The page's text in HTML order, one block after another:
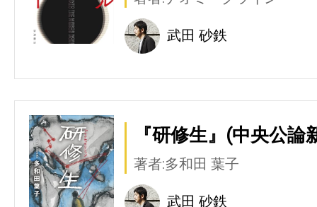
武田 砂鉄
『研修生』(中央公論
著者:多和田 葉子
武田 砂鉄